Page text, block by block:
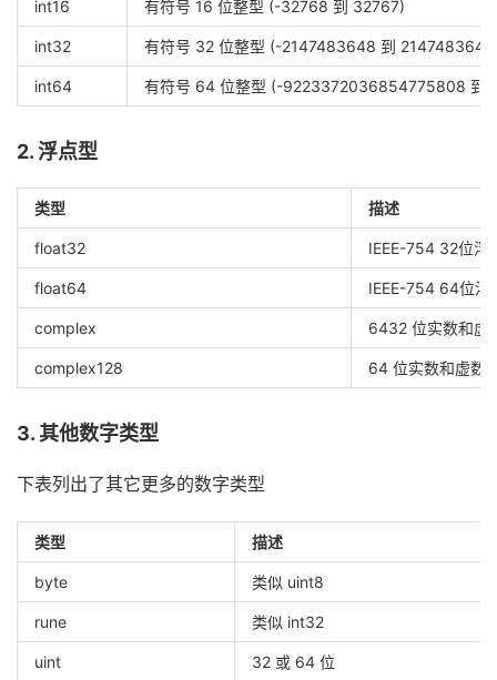
int16 有符号 16 位整型 (-32768 到 32767)
int32 有符号 32 位整型 (-2147483648 到
int64 有符号 64 位整型 (-9223372036854775808 到
2. 浮点型
类型 描述
float32 IEEE-754 32位浮
float64 IEEE-754 64位浮
complex 6432 位实数和虚
complex128 64 位实数和虚数
3. 其他数字类型
下表列出了其它更多的数字类型
类型 描述
byte 类似 uint8
rune 类似 int32
uint 32 或 64 位